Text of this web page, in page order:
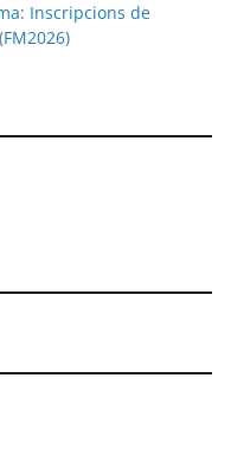
Inscripcions de